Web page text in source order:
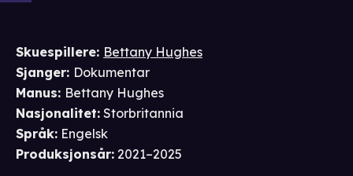
Skuespillere: Bettany Hughes
Sjanger: Dokumentar
Manus: Bettany Hughes
Nasjonalitet: Storbritannia
Språk: Engelsk
Produksjonsår: 2021–2025